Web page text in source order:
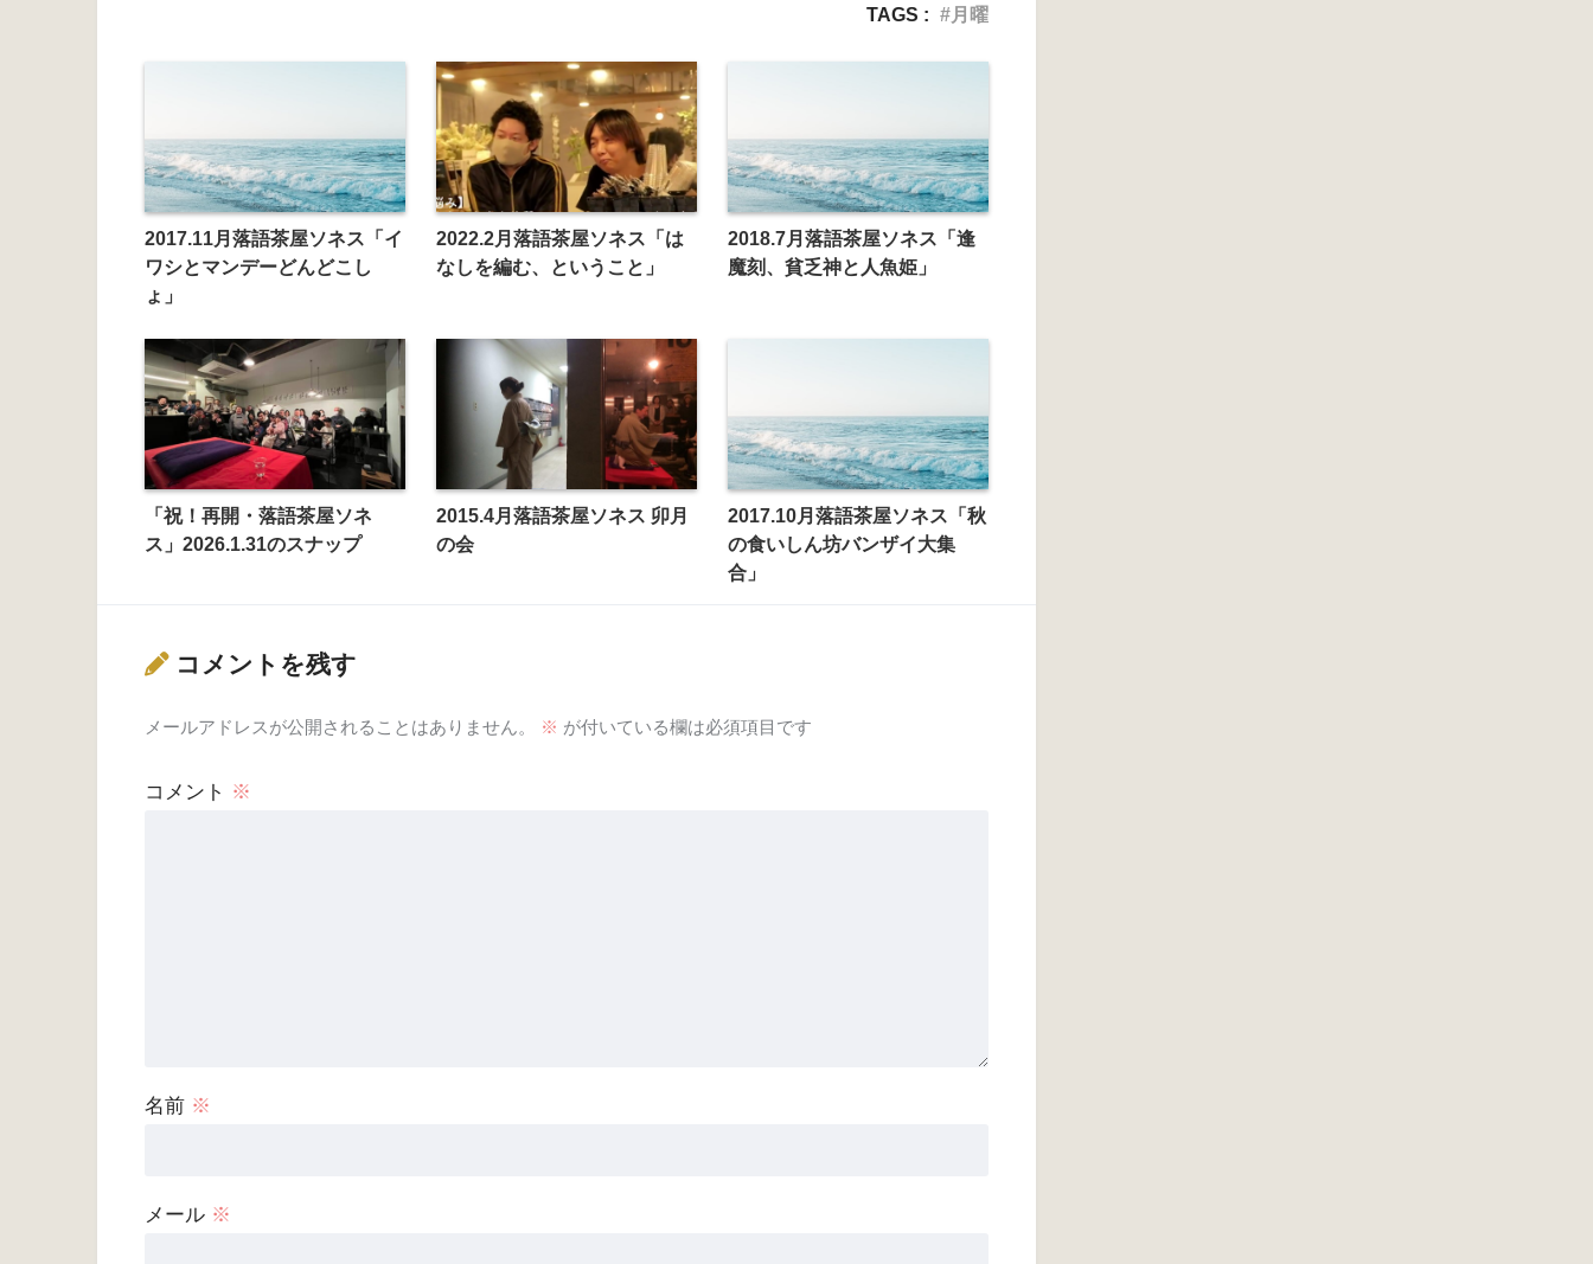
TAGS :
月曜
2017.11月落語茶屋ソネス「イ
ワシとマンデーどんどこし
ょ」
2022.2月落語茶屋ソネス「は
なしを編む、ということ」
2018.7月落語茶屋ソネス「逢
魔刻、貧乏神と人魚姫」
「祝！再開・落語茶屋ソネ
ス」2026.1.31のスナップ
2015.4月落語茶屋ソネス 卯月
の会
2017.10月落語茶屋ソネス「秋
の食いしん坊バンザイ大集
合」
コメントを残す
メールアドレスが公開されることはありません。 ※ が付いている欄は必須項目です
コメント ※
名前 ※
メール ※